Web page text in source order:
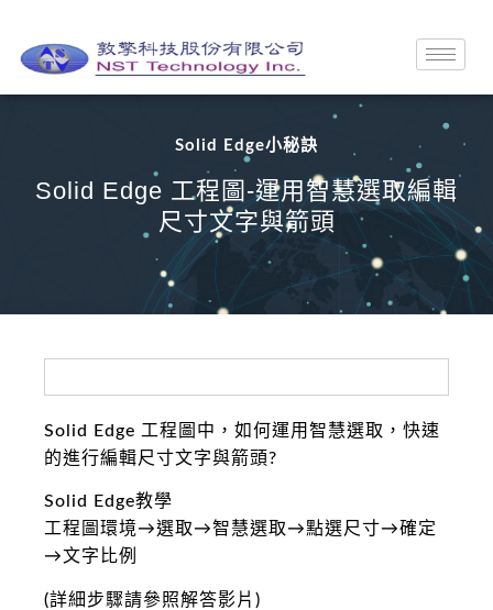
Solid Edge小秘訣
Solid Edge 工程圖-運用智慧選取編輯
尺寸文字與箭頭
Solid Edge 工程圖中，如何運用智慧選取，快速
的進行編輯尺寸文字與箭頭?
Solid Edge教學
工程圖環境→選取→智慧選取→點選尺寸→確定
→文字比例
(詳細步驟請參照解答影片)